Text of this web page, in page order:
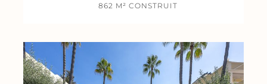
862 M² CONSTRUIT